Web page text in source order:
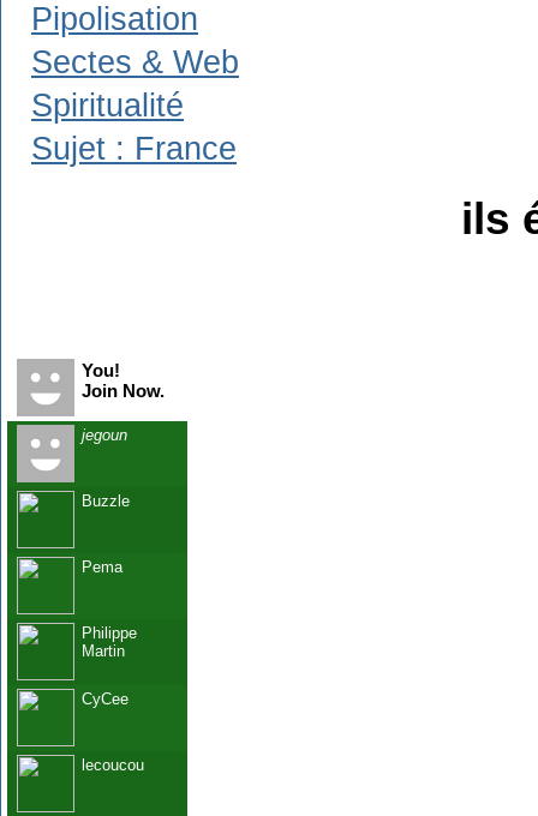
Pipolisation
Sectes & Web
Spiritualité
Sujet : France
ils
You!
Join Now.
jegoun
Buzzle
Pema
Philippe
Martin
CyCee
lecoucou